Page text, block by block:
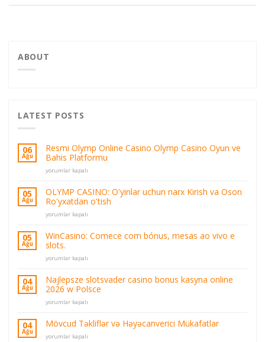
ABOUT
LATEST POSTS
06
Ağu
Resmi Olymp Online Casino Olymp Casino Oyun ve
Bahis Platformu
Resmi
Online
Casino
Olymp
Casino
ve
Bahis
Platformu
için
yorumlar kapalı
05
Ağu
OLYMP CASINO: O'yinlar uchun narx Kirish va Oson
Ro'yxatdan o'tish
OLYMP
O'yinlar
uchun
narx
Kirish
Oson
Ro'yxatdan
o'tish
için
yorumlar kapalı
05
Ağu
WinCasino: Comece com bónus, mesas ao vivo e
slots.
WinCasino:
com
bónus,
mesas
ao
e
slots.
için
yorumlar kapalı
04
Ağu
Najlepsze slotsvader casino bonus kasyna online
2026 w Polsce
Najlepsze
casino
bonus
kasyna
yorumlar kapalı
04
Ağu
Mövcud Təkliflər və Həyəcanverici Mükafatlar
Mövcud
yorumlar kapalı